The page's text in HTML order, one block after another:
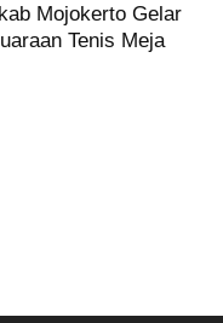
Mojokerto Gelar
Tenis Meja